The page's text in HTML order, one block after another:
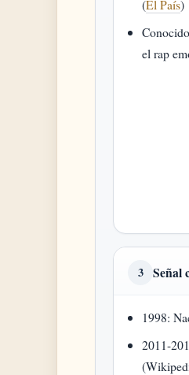
(El País)
el rap
3 Señal
1998:
2011-